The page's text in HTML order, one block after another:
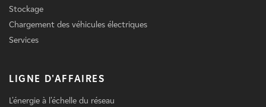
Stockage
Chargement des véhicules électriques
Services
LIGNE D'AFFAIRES
L'énergie à l'échelle du réseau